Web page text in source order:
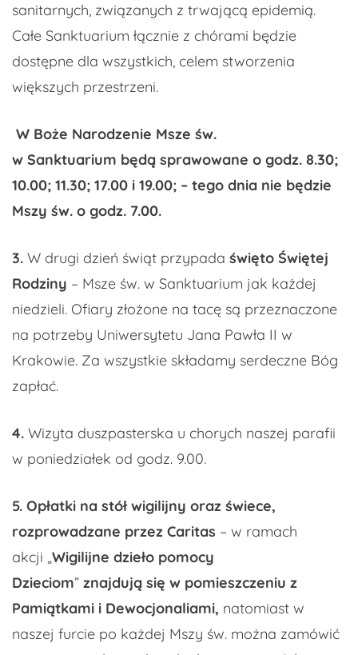
sanitarnych, związanych z trwającą epidemią.
Całe Sanktuarium łącznie z chórami będzie
dostępne dla wszystkich, celem stworzenia
większych przestrzeni.
W Boże Narodzenie Msze św.
w Sanktuarium będą sprawowane o godz. 8.30;
10.00; 11.30; 17.00 i 19.00; – tego dnia nie będzie
Mszy św. o godz. 7.00.
3. W drugi dzień świąt przypada święto Świętej
Rodziny – Msze św. w Sanktuarium jak każdej
niedzieli. Ofiary złożone na tacę są przeznaczone
na potrzeby Uniwersytetu Jana Pawła II w
Krakowie. Za wszystkie składamy serdeczne Bóg
zapłać.
4. Wizyta duszpasterska u chorych naszej parafii
w poniedziałek od godz. 9.00.
5. Opłatki na stół wigilijny oraz świece,
rozprowadzane przez Caritas – w ramach
akcji „Wigilijne dzieło pomocy
Dzieciom” znajdują się w pomieszczeniu z
Pamiątkami i Dewocjonaliami, natomiast w
naszej furcie po każdej Mszy św. można zamówić